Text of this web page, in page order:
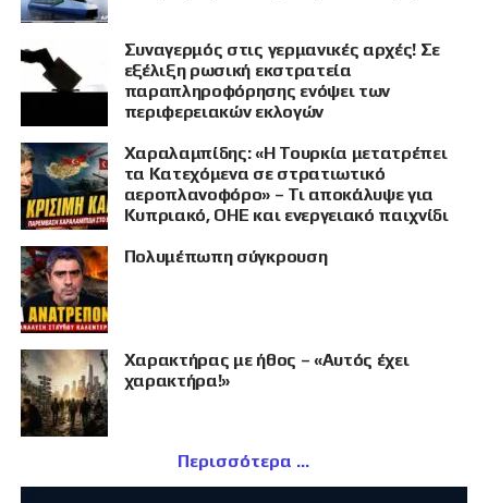
Συναγερμός στις γερμανικές αρχές! Σε
εξέλιξη ρωσική εκστρατεία
παραπληροφόρησης ενόψει των
περιφερειακών εκλογών
Χαραλαμπίδης: «Η Τουρκία μετατρέπει
τα Κατεχόμενα σε στρατιωτικό
αεροπλανοφόρο» – Τι αποκάλυψε για
Κυπριακό, ΟΗΕ και ενεργειακό παιχνίδι
Πολυμέπωπη σύγκρουση
Χαρακτήρας με ήθος – «Αυτός έχει
χαρακτήρα!»
Περισσότερα